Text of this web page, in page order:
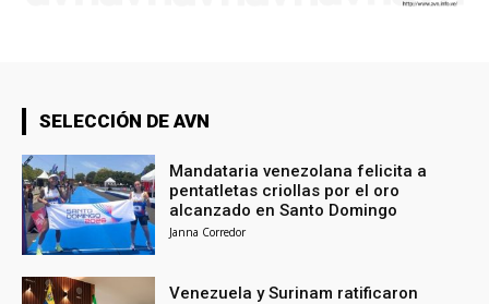
SELECCIÓN DE AVN
Mandataria venezolana felicita a
pentatletas criollas por el oro
alcanzado en Santo Domingo
Janna Corredor
Venezuela y Surinam ratificaron